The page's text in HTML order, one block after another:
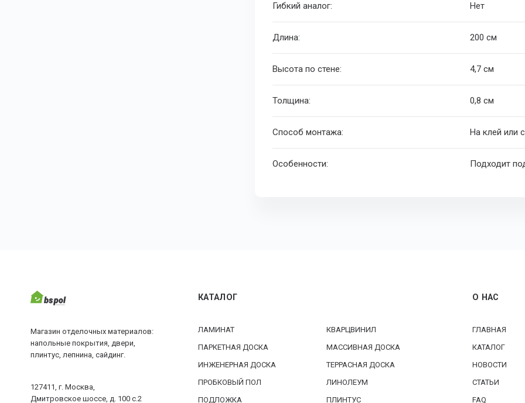
Гибкий аналог: Нет
Длина: 200 см
Высота по стене: 4,7 см
Толщина: 0,8 см
Способ монтажа: На клей или
Особенности: Подходит
Магазин отделочных материалов:
напольные покрытия, двери,
плинтус, лепнина, сайдинг.
127411, г. Москва,
Дмитровское шоссе, д. 100 с.2
КАТАЛОГ
ЛАМИНАТ
КВАРЦВИНИЛ
ПАРКЕТНАЯ ДОСКА
МАССИВНАЯ ДОСКА
ИНЖЕНЕРНАЯ ДОСКА
ТЕРРАСНАЯ ДОСКА
ПРОБКОВЫЙ ПОЛ
ЛИНОЛЕУМ
ПОДЛОЖКА
ПЛИНТУС
О НАС
ГЛАВНАЯ
КАТАЛОГ
НОВОСТИ
СТАТЬИ
FAQ